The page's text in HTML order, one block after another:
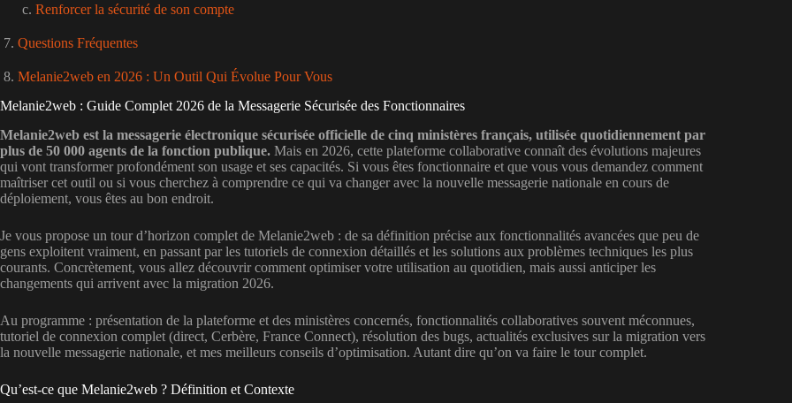
Renforcer la sécurité de son compte
Questions Fréquentes
Melanie2web en 2026 : Un Outil Qui Évolue Pour Vous
Melanie2web : Guide Complet 2026 de la Messagerie Sécurisée des Fonctionnaires
Melanie2web est la messagerie électronique sécurisée officielle de cinq ministères français, utilisée quotidiennement par
plus de 50 000 agents de la fonction publique. Mais en 2026, cette plateforme collaborative connaît des évolutions majeures
qui vont transformer profondément son usage et ses capacités. Si vous êtes fonctionnaire et que vous vous demandez comment
maîtriser cet outil ou si vous cherchez à comprendre ce qui va changer avec la nouvelle messagerie nationale en cours de
déploiement, vous êtes au bon endroit.
Je vous propose un tour d’horizon complet de Melanie2web : de sa définition précise aux fonctionnalités avancées que peu de
gens exploitent vraiment, en passant par les tutoriels de connexion détaillés et les solutions aux problèmes techniques les plus
courants. Concrètement, vous allez découvrir comment optimiser votre utilisation au quotidien, mais aussi anticiper les
changements qui arrivent avec la migration 2026.
Au programme : présentation de la plateforme et des ministères concernés, fonctionnalités collaboratives souvent méconnues,
tutoriel de connexion complet (direct, Cerbère, France Connect), résolution des bugs, actualités exclusives sur la migration vers
la nouvelle messagerie nationale, et mes meilleurs conseils d’optimisation. Autant dire qu’on va faire le tour complet.
Qu’est-ce que Melanie2web ? Définition et Contexte